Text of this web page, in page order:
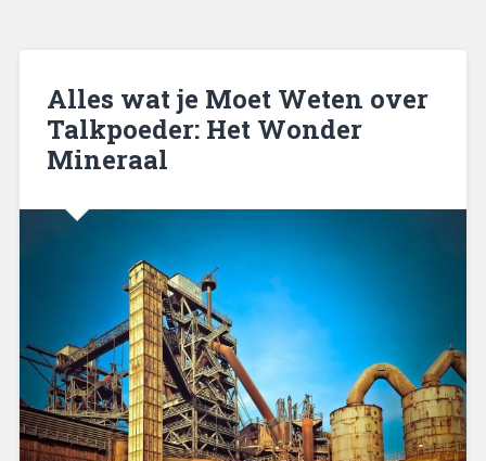
Alles wat je Moet Weten over
Talkpoeder: Het Wonder
Mineraal